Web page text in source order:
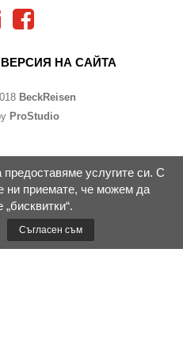
НА САЙТА
BeckReisen
ProStudio
предоставяме услугите си. С
ни приемате, че можем да
Съгласен съм